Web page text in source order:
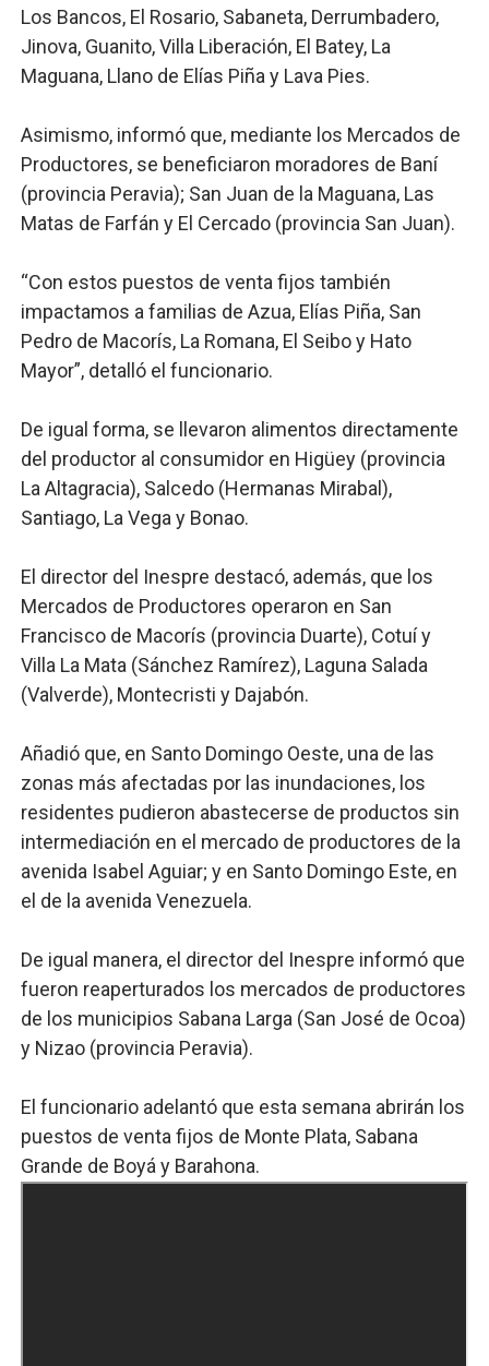
Los Bancos, El Rosario, Sabaneta, Derrumbadero,
Jinova, Guanito, Villa Liberación, El Batey, La
Maguana, Llano de Elías Piña y Lava Pies.
Asimismo, informó que, mediante los Mercados de
Productores, se beneficiaron moradores de Baní
(provincia Peravia); San Juan de la Maguana, Las
Matas de Farfán y El Cercado (provincia San Juan).
“Con estos puestos de venta fijos también
impactamos a familias de Azua, Elías Piña, San
Pedro de Macorís, La Romana, El Seibo y Hato
Mayor”, detalló el funcionario.
De igual forma, se llevaron alimentos directamente
del productor al consumidor en Higüey (provincia
La Altagracia), Salcedo (Hermanas Mirabal),
Santiago, La Vega y Bonao.
El director del Inespre destacó, además, que los
Mercados de Productores operaron en San
Francisco de Macorís (provincia Duarte), Cotuí y
Villa La Mata (Sánchez Ramírez), Laguna Salada
(Valverde), Montecristi y Dajabón.
Añadió que, en Santo Domingo Oeste, una de las
zonas más afectadas por las inundaciones, los
residentes pudieron abastecerse de productos sin
intermediación en el mercado de productores de la
avenida Isabel Aguiar; y en Santo Domingo Este, en
el de la avenida Venezuela.
De igual manera, el director del Inespre informó que
fueron reaperturados los mercados de productores
de los municipios Sabana Larga (San José de Ocoa)
y Nizao (provincia Peravia).
El funcionario adelantó que esta semana abrirán los
puestos de venta fijos de Monte Plata, Sabana
Grande de Boyá y Barahona.